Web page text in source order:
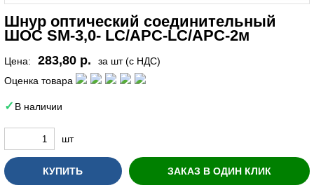
Шнур оптический соединительный
ШОС SM-3,0- LC/APC-LC/APC-2м
Цена: 283,80 р.
за шт (с НДС)
Оценка товара
В наличии
шт
КУПИТЬ ЗАКАЗ В ОДИН КЛИК